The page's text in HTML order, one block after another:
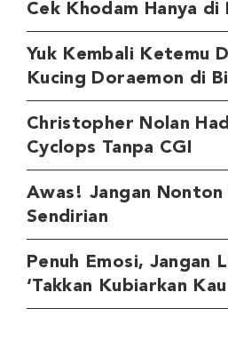
Cek Khodam Hanya di
Yuk Kembali Ketemu
Kucing Doraemon di
Christopher Nolan
Cyclops Tanpa CGI
Awas! Jangan Nonton
Sendirian
Penuh Emosi, Jangan
‘Takkan Kubiarkan